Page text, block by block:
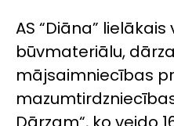
AS “Diāna”
būvmateriālu,
mājsaimniecības